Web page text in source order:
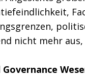
nicht mehr
Governance